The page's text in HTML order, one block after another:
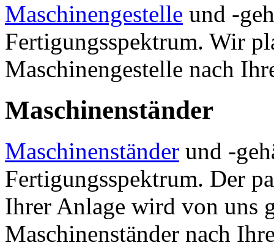
Maschinengestelle und -
Fertigungsspektrum. Wir
Maschinengestelle nach
Maschinenständer
Maschinenständer und -
Fertigungsspektrum. Der
Ihrer Anlage wird von uns
Maschinenständer nach